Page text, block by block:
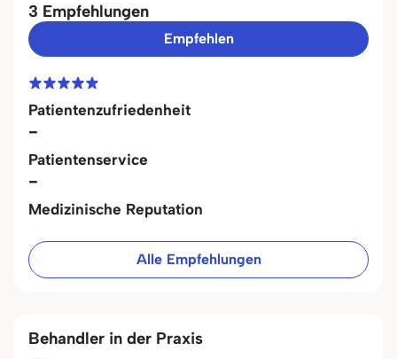
3 Empfehlungen
Empfehlen
Patientenzufriedenheit
-
Patientenservice
-
Medizinische Reputation
Alle Empfehlungen
Behandler in der Praxis